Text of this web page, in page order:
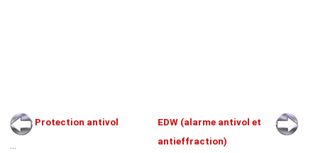
Protection antivol
EDW (alarme antivol et
antieffraction)